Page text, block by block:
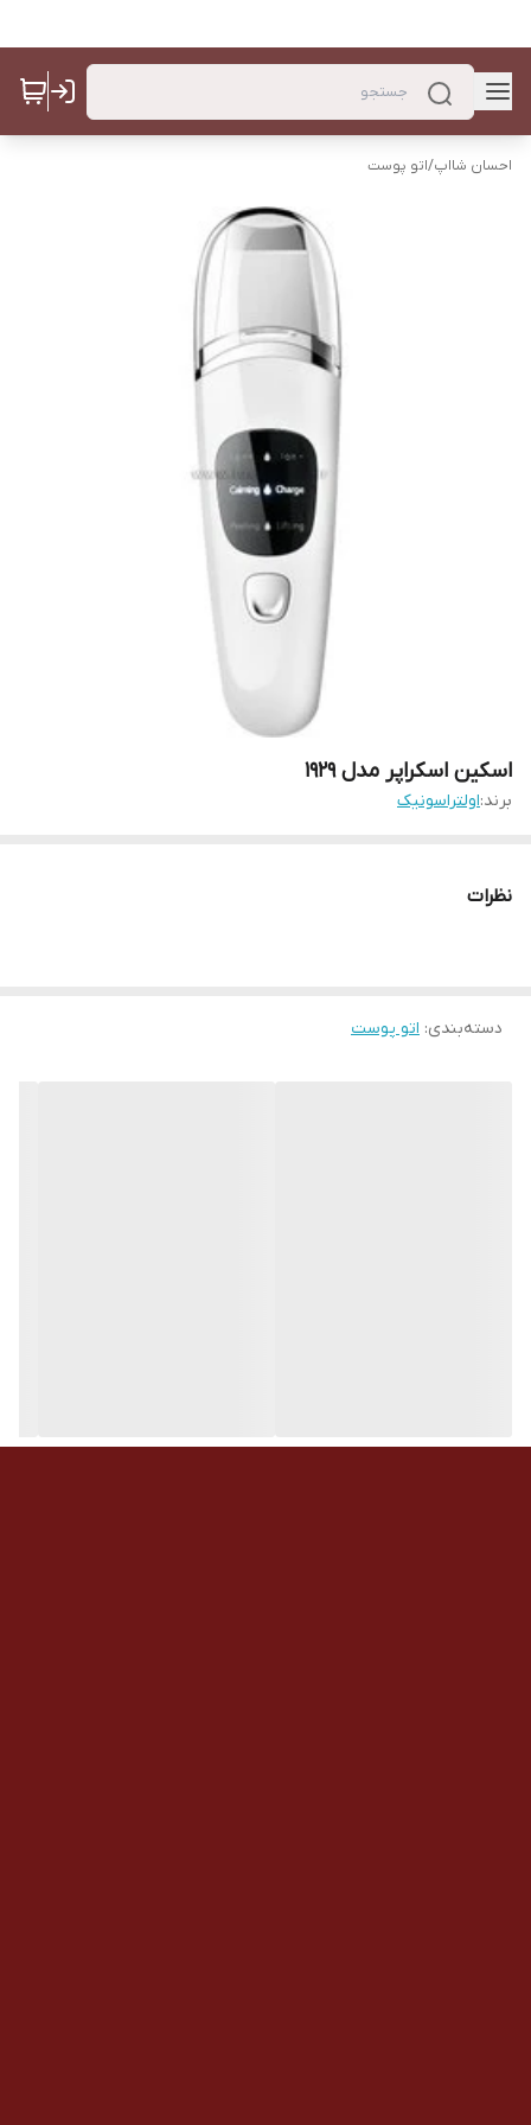
احسان شااپ/اتو پوست
اسکین اسکراپر مدل 1929
برند:اولتراسونیک
نظرات
دسته‌بندی: اتو پوست